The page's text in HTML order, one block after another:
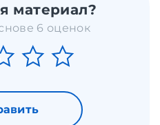
материал?
6 оценок